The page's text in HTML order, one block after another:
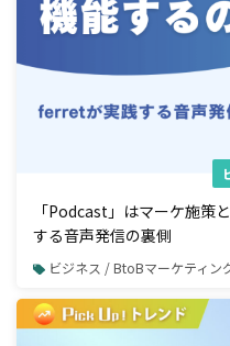
「Podcast」はマーケ施策
する音声発信の裏側
ビジネス / BtoBマーケティン